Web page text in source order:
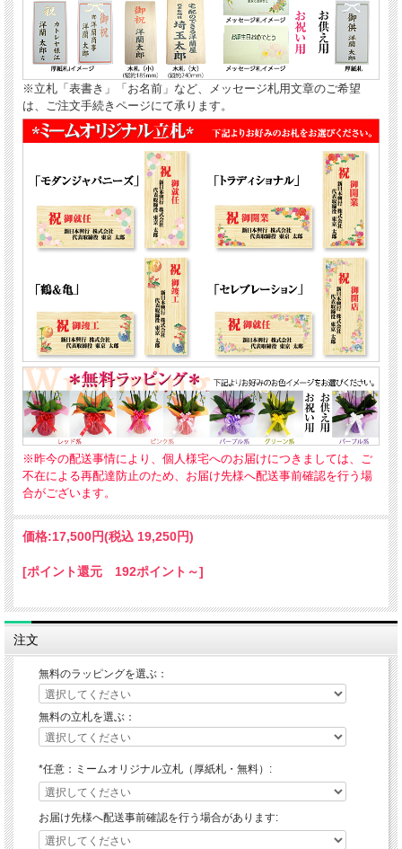
※立札「表書き」「お名前」など、メッセージ札用文章のご希望
は、ご注文手続きページにて承ります。
※昨今の配送事情により、個人様宅へのお届けにつきましては、ご
不在による再配達防止のため、お届け先様へ配送事前確認を行う場
合がございます。
価格:17,500円(税込 19,250円)
[ポイント還元 192ポイント～]
注文
無料のラッピングを選ぶ：
無料の立札を選ぶ：
*任意：ミームオリジナル立札（厚紙札・無料）:
お届け先様へ配送事前確認を行う場合があります: